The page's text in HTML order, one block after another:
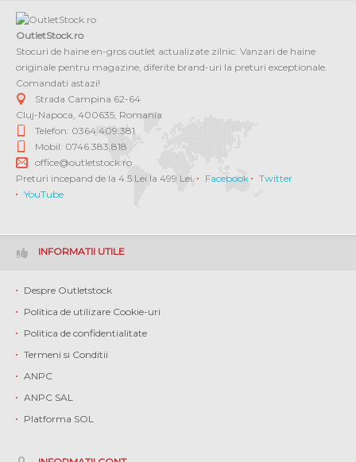
OutletStock.ro
Stocuri de haine en-gros outlet actualizate zilnic. Vanzari de haine
originale pentru magazine, diferite brand-uri la preturi exceptionale.
Comandati astazi!
Strada Campina 62-64
Cluj-Napoca 400635 Romania
Telefon: 0364 409.381
Mobil: 0746.383.818
office@outletstock.ro
Preturi incepand de la 4.5 Lei la 499 Lei.
Facebook
Twitter
YouTube
INFORMATII UTILE
Despre Outletstock
Politica de utilizare Cookie-uri
Politica de confidentialitate
Termeni si Conditii
ANPC
ANPC SAL
Platforma SOL